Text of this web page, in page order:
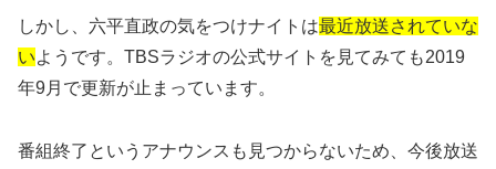
しかし、六平直政の気をつけナイトは最近放送されていな
いようです。TBSラジオの公式サイトを見てみても2019
年9月で更新が止まっています。
番組終了というアナウンスも見つからないため、今後放送